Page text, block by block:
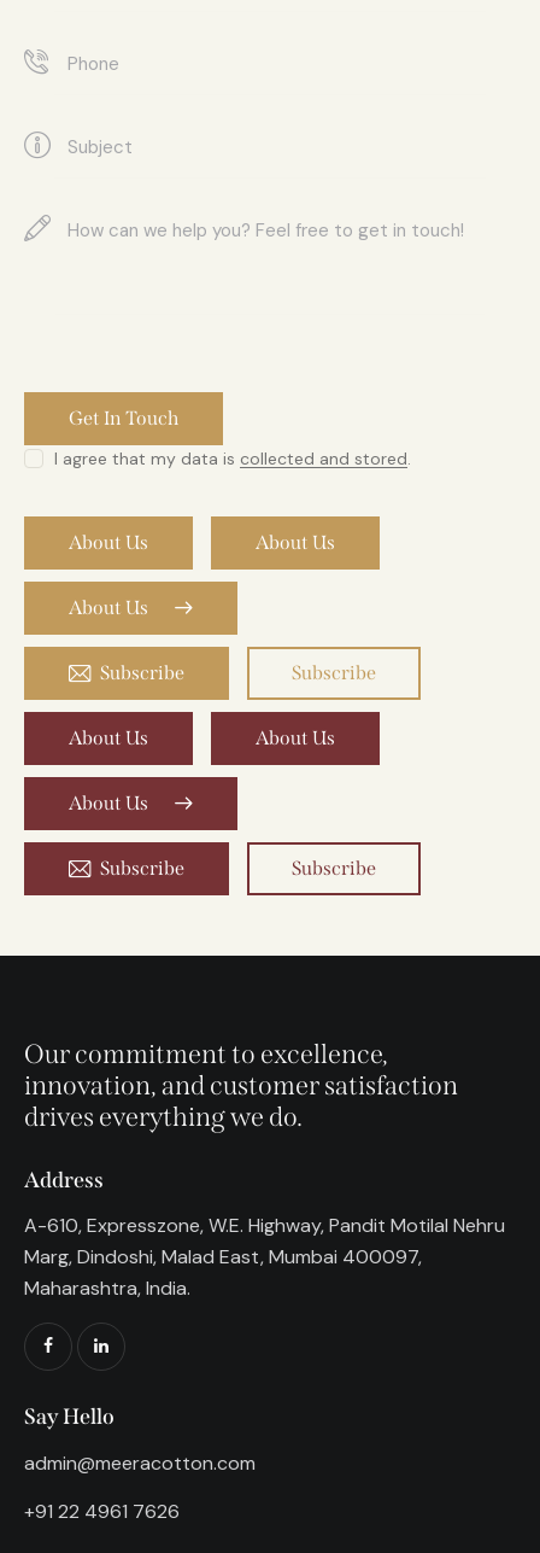
I agree that my data is collected and stored.
About Us About Us
About Us
Subscribe Subscribe
About Us About Us
About Us
Subscribe Subscribe
Our commitment to excellence,
innovation, and customer satisfaction
drives everything we do.
Address
A-610, Expresszone, W.E. Highway, Pandit Motilal Nehru
Marg, Dindoshi, Malad East, Mumbai 400097,
Maharashtra, India.
Say Hello
admin@meeracotton.com
+91 22 4961 7626